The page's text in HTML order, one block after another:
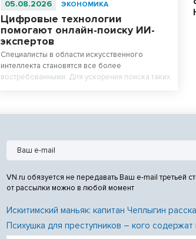
05.08.2026 ЭКОНОМИКА
Цифровые технологии
помогают онлайн-поиску ИИ-
экспертов
Специалисты в области искусственного
интеллекта становятся все более
востребованными. Для ускорения поиска таких
VN.ru обязуется не передавать Ваш e-mail третьей
от рассылки можно в любой момент
Искитимский маньяк: капитан Чеплыгин
Психушка для преступников – кого